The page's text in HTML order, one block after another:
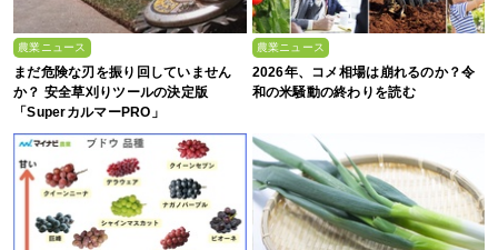
農業ニュース
まだ危険な刃を振り回していません
か？ 安全草刈りツールの決定版
「SuperカルマーPRO」
農業ニュース
2026年、コメ相場は崩れるのか？令
和の米騒動の終わりを読む